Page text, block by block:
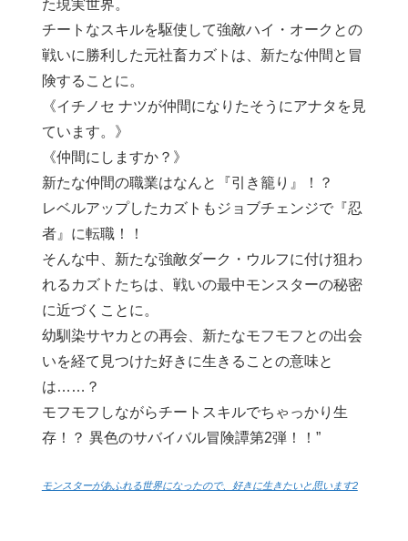
た現実世界。
チートなスキルを駆使して強敵ハイ・オークとの
戦いに勝利した元社畜カズトは、新たな仲間と冒
険することに。
《イチノセ ナツが仲間になりたそうにアナタを見
ています。》
《仲間にしますか？》
新たな仲間の職業はなんと『引き籠り』！？
レベルアップしたカズトもジョブチェンジで『忍
者』に転職！！
そんな中、新たな強敵ダーク・ウルフに付け狙わ
れるカズトたちは、戦いの最中モンスターの秘密
に近づくことに。
幼馴染サヤカとの再会、新たなモフモフとの出会
いを経て見つけた好きに生きることの意味と
は……？
モフモフしながらチートスキルでちゃっかり生
存！？ 異色のサバイバル冒険譚第2弾！！”
モンスターがあふれる世界になったので、好きに生きたいと思います2